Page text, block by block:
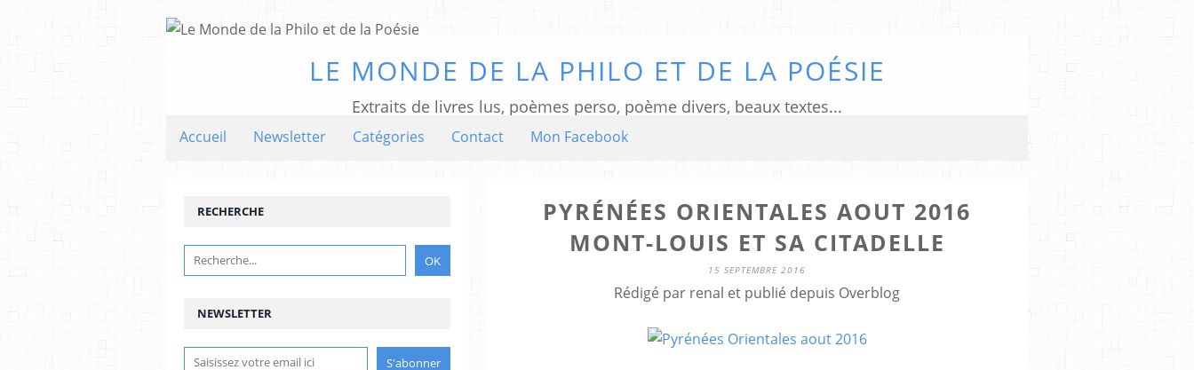
LE MONDE DE LA PHILO ET DE LA POÉSIE
Extraits de livres lus, poèmes perso, poème divers, beaux textes...
Accueil Newsletter Catégories Contact Mon Facebook
PYRÉNÉES ORIENTALES AOUT 2016
MONT-LOUIS ET SA CITADELLE
15 SEPTEMBRE 2016
Rédigé par renal et publié depuis Overblog
NEWSLETTER
RECHERCHE